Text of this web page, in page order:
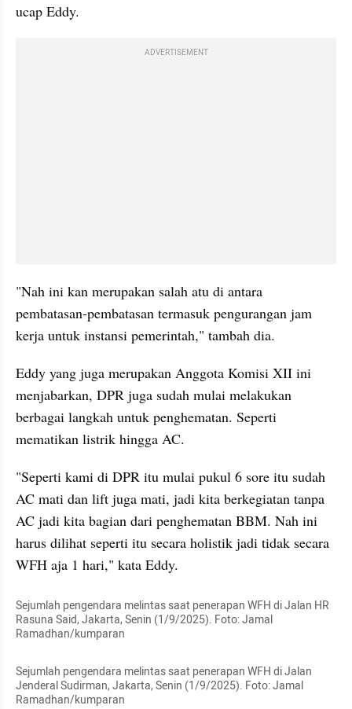
ucap Eddy.
ADVERTISEMENT
"Nah ini kan merupakan salah atu di antara
pembatasan-pembatasan termasuk pengurangan jam
kerja untuk instansi pemerintah," tambah dia.
Eddy yang juga merupakan Anggota Komisi XII ini
menjabarkan, DPR juga sudah mulai melakukan
berbagai langkah untuk penghematan. Seperti
mematikan listrik hingga AC.
"Seperti kami di DPR itu mulai pukul 6 sore itu sudah
AC mati dan lift juga mati, jadi kita berkegiatan tanpa
AC jadi kita bagian dari penghematan BBM. Nah ini
harus dilihat seperti itu secara holistik jadi tidak secara
WFH aja 1 hari," kata Eddy.
Sejumlah pengendara melintas saat penerapan WFH di Jalan HR
Rasuna Said, Jakarta, Senin (1/9/2025). Foto: Jamal
Ramadhan/kumparan
Sejumlah pengendara melintas saat penerapan WFH di Jalan
Jenderal Sudirman, Jakarta, Senin (1/9/2025). Foto: Jamal
Ramadhan/kumparan